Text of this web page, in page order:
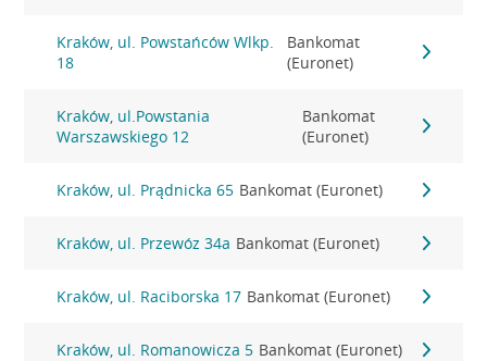
Kraków, ul. Powstańców Wlkp.
18
Bankomat
(Euronet)
Kraków, ul.Powstania
Warszawskiego 12
Bankomat
(Euronet)
Kraków, ul. Prądnicka 65 Bankomat (Euronet)
Kraków, ul. Przewóz 34a Bankomat (Euronet)
Kraków, ul. Raciborska 17 Bankomat (Euronet)
Kraków, ul. Romanowicza 5 Bankomat (Euronet)